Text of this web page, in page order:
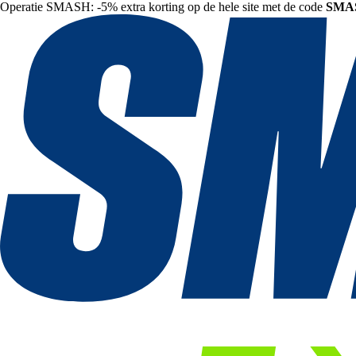
Operatie SMASH: -5% extra korting op de hele site met de code